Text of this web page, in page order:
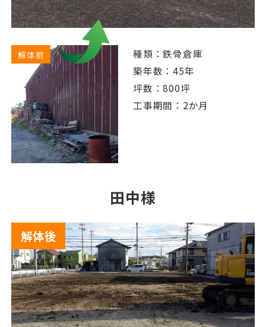
解体前
種類：鉄骨倉庫
築年数：45年
坪数：800坪
工事期間：2か月
田中様
解体後